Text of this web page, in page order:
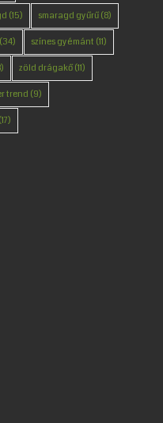
(15) smaragd gyűrű(8)
színes gyémánt (11)
zöld drágakő(11)
trend (9)